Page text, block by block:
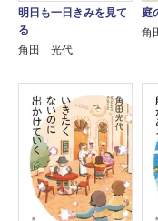
明日も一日きみを見て
る
角田 光代
庭
角